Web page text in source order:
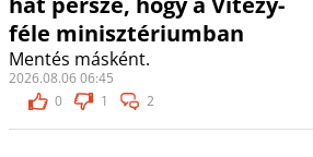
féle minisztériumban
Mentés másként.
2026.08.06 06:45
0
1 2